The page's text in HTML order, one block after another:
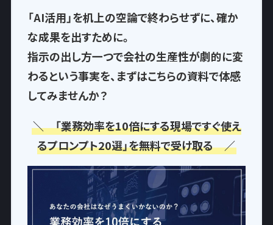
「AI活用」を机上の空論で終わらせずに、確か
な成果を出すために。
指示の出し方一つで会社の生産性が劇的に変
わるという事実を、まずはこちらの資料で体感
してみませんか？
＼ 「業務効率を10倍にする現場ですぐ使え
るプロンプト20選」を無料で受け取る ／